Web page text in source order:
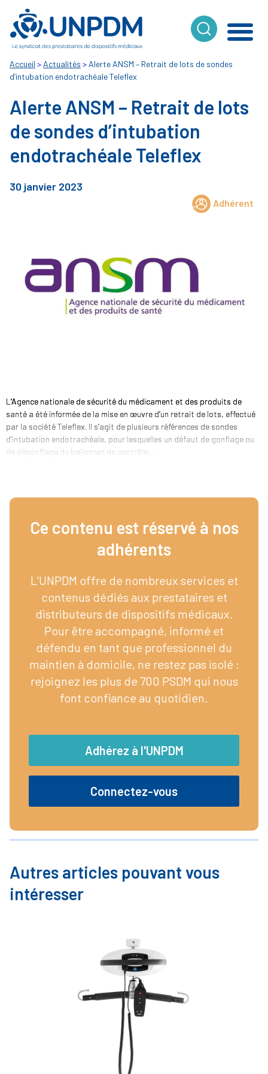
Accueil > Actualités > Alerte ANSM – Retrait de lots de sondes
d’intubation endotrachéale Teleflex
Alerte ANSM – Retrait de lots
de sondes d’intubation
endotrachéale Teleflex
30 janvier 2023
Adhérent
L’Agence nationale de sécurité du médicament et des produits de
santé a été informée de la mise en œuvre d’un retrait de lots, effectué
par la société Teleflex. Il s’agit de plusieurs références de sondes
d’intubation endotrachéale, pour lesquelles un défaut de gonflage ou
de dégonflage du ballonnet de contrôle...
Ce contenu est réservé à nos
adhérents​
L’UNPDM offre de nombreux services et
contenus dédiés aux prestataires et
distributeurs de dispositifs médicaux.
Pour être accompagné, informé et
défendu en tant que professionnel du
maintien à domicile, ne restez pas isolé :
rejoignez les plus de 700 PSDM qui nous
font confiance au quotidien.
Adhérez à l'UNPDM
Connectez-vous
Autres articles pouvant vous
intéresser